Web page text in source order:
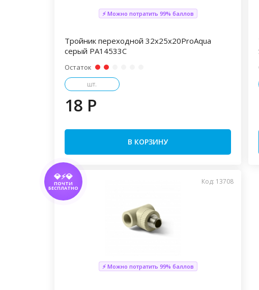
⚡ Можно потратить 99% баллов
Тройник переходной 32х25х20ProAqua
серый PA14533С
Остаток
шт.
18 P
В КОРЗИНУ
💎⚡💎
ПОЧТИ
БЕСПЛАТНО
Код: 13708
⚡ Можно потратить 99% баллов